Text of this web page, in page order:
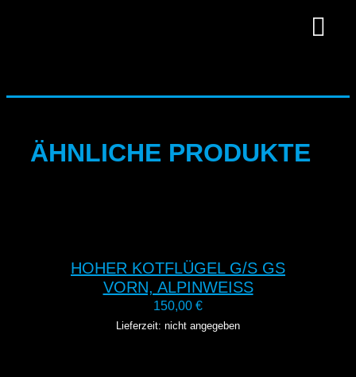
ÄHNLICHE PRODUKTE
HOHER KOTFLÜGEL G/S GS
VORN, ALPINWEISS
150,00 €
Lieferzeit: nicht angegeben